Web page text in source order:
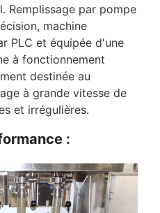
Remplissage par pompe
machine
PLC et équipée d'une
à fonctionnement
destinée au
à grande vitesse de
et irrégulières.
: